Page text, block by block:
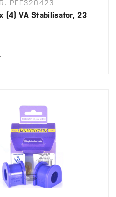
PFF320423
(4) VA Stabilisator, 23